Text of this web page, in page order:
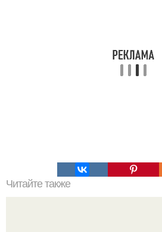
Читайте также